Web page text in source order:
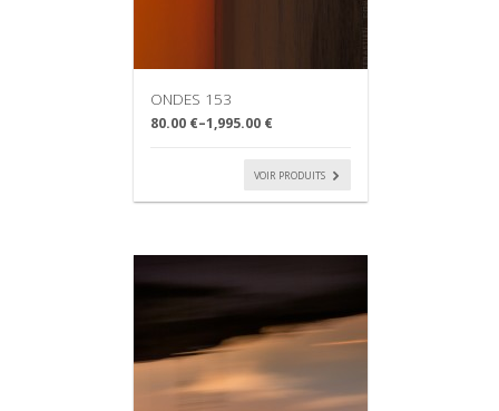
ONDES 153
80.00 €–1,995.00 €
VOIR PRODUITS